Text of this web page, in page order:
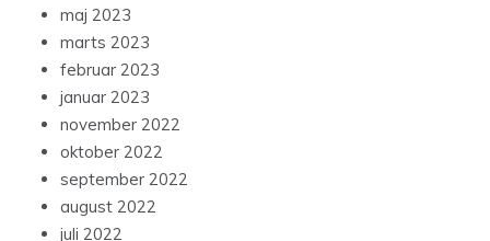
maj 2023
marts 2023
februar 2023
januar 2023
november 2022
oktober 2022
september 2022
august 2022
juli 2022